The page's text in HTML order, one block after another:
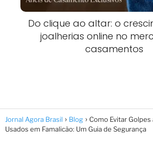
Do clique ao altar: o
joalherias online no
casamentos
Jornal Agora Brasil Blog
Como Evitar
Usados em Famalicão: Um Guia de Segurança